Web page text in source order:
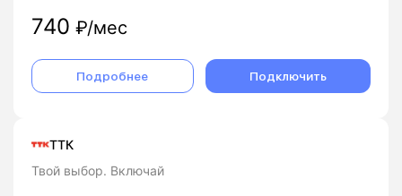
740 ₽/мес
Подробнее Подключить
ТТК
Твой выбор. Включай